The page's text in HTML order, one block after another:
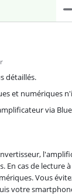
détaillés.
et numériques
via
cas de
Vous
votre